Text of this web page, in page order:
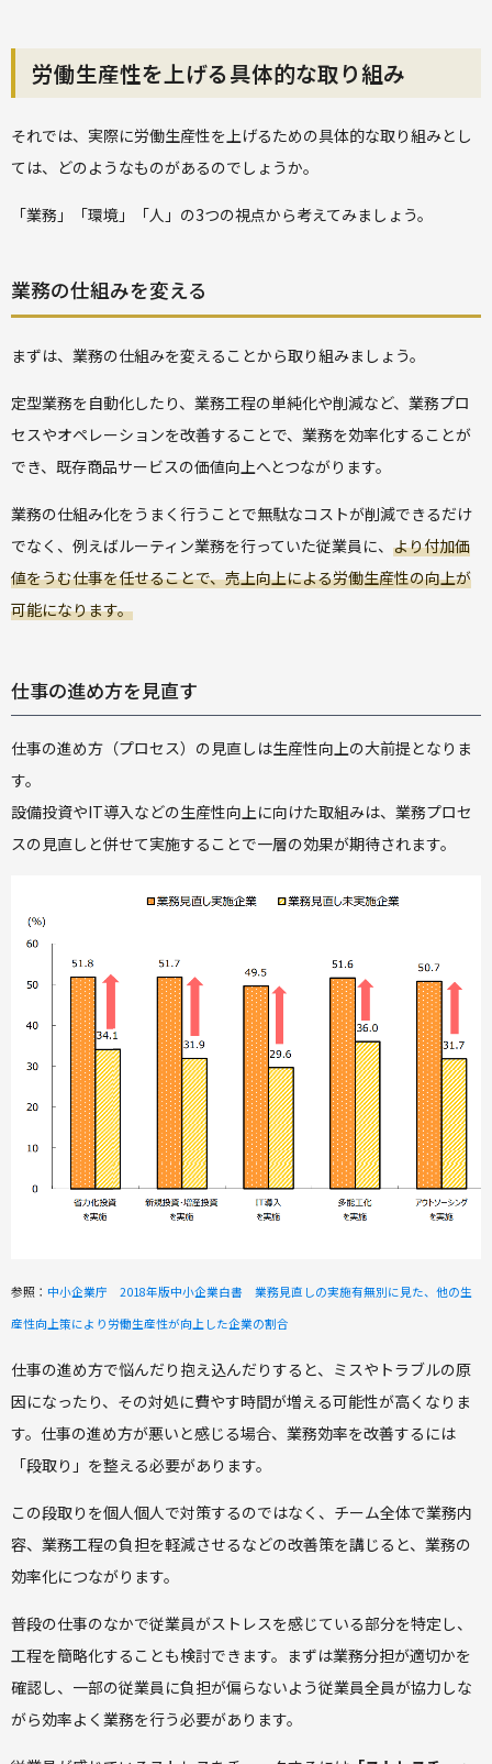
労働生産性を上げる具体的な取り組み
それでは、実際に労働生産性を上げるための具体的な取り組みとし
ては、どのようなものがあるのでしょうか。
「業務」「環境」「人」の3つの視点から考えてみましょう。
業務の仕組みを変える
まずは、業務の仕組みを変えることから取り組みましょう。
定型業務を自動化したり、業務工程の単純化や削減など、業務プロ
セスやオペレーションを改善することで、業務を効率化することが
でき、既存商品サービスの価値向上へとつながります。
業務の仕組み化をうまく行うことで無駄なコストが削減できるだけ
でなく、例えばルーティン業務を行っていた従業員に、 より付加価
値をうむ仕事を任せることで、売上向上による労働生産性の向上が
可能になります。
仕事の進め方を見直す
仕事の進め方（プロセス）の見直しは生産性向上の大前提となりま
す。
設備投資やIT導入などの生産性向上に向けた取組みは、業務プロセ
スの見直しと併せて実施することで一層の効果が期待されます。
参照： 中小企業庁 2018年版中小企業白書 業務見直しの実施有無別に見た、他の生
産性向上策により労働生産性が向上した企業の割合
仕事の進め方で悩んだり抱え込んだりすると、ミスやトラブルの原
因になったり、その対処に費やす時間が増える可能性が高くなりま
す。仕事の進め方が悪いと感じる場合、業務効率を改善するには
「段取り」を整える必要があります。
この段取りを個人個人で対策するのではなく、チーム全体で業務内
容、業務工程の負担を軽減させるなどの改善策を講じると、業務の
効率化につながります。
普段の仕事のなかで従業員がストレスを感じている部分を特定し、
工程を簡略化することも検討できます。まずは業務分担が適切かを
確認し、一部の従業員に負担が偏らないよう従業員全員が協力しな
がら効率よく業務を行う必要があります。